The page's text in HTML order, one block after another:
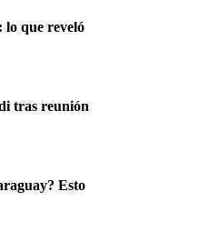
lo que reveló
tras reunión
Esto